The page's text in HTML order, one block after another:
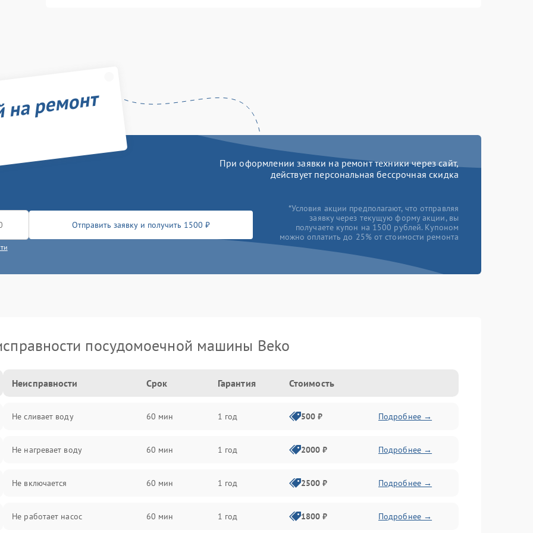
ремонт
При оформлении заявки на ремонт техники через сайт,
действует персональная бессрочная скидка
Отправить заявку и получить 1500 ₽
*Условия акции предполагают, что отправляя
заявку через текущую форму акции, вы
получаете купон на 1500 рублей. Купоном
можно оплатить до 25% от стоимости ремонта
посудомоечной машины Beko
Неисправности Срок Гарантия Стоимость
Не сливает воду 60 мин 1 год 500 ₽ Подробнее →
Не нагревает воду 60 мин 1 год 2000 ₽ Подробнее →
Не включается 60 мин 1 год 2500 ₽ Подробнее →
Не работает насос 60 мин 1 год 1800 ₽ Подробнее →